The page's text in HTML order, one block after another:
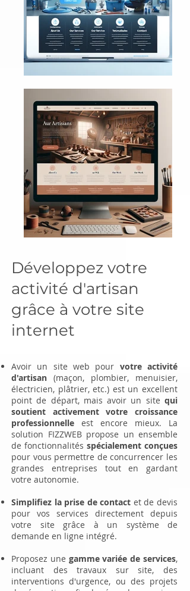
Développez votre
activité d'artisan
grâce à votre site
internet
Avoir un site web pour votre activité
d'artisan (maçon, plombier, menuisier,
électricien, plâtrier, etc.) est un excellent
point de départ, mais avoir un site qui
soutient activement votre croissance
professionnelle est encore mieux. La
solution FIZZWEB propose un ensemble
de fonctionnalités spécialement conçues
pour vous permettre de concurrencer les
grandes entreprises tout en gardant
votre autonomie.
Simplifiez la prise de contact et de devis
pour vos services directement depuis
votre site grâce à un système de
demande en ligne intégré.
Proposez une gamme variée de services,
incluant des travaux sur site, des
interventions d'urgence, ou des projets